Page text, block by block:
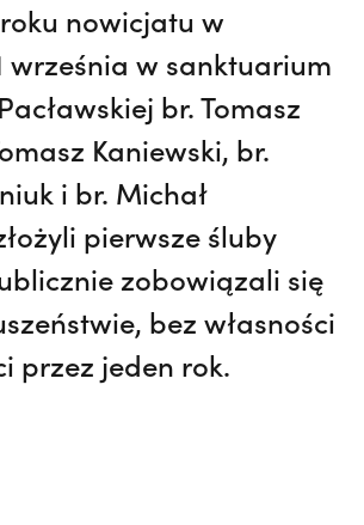
nowicjatu w
września w sanktuarium
br. Tomasz
Kaniewski, br.
i br. Michał
pierwsze śluby
zobowiązali się
bez własności
przez jeden rok.